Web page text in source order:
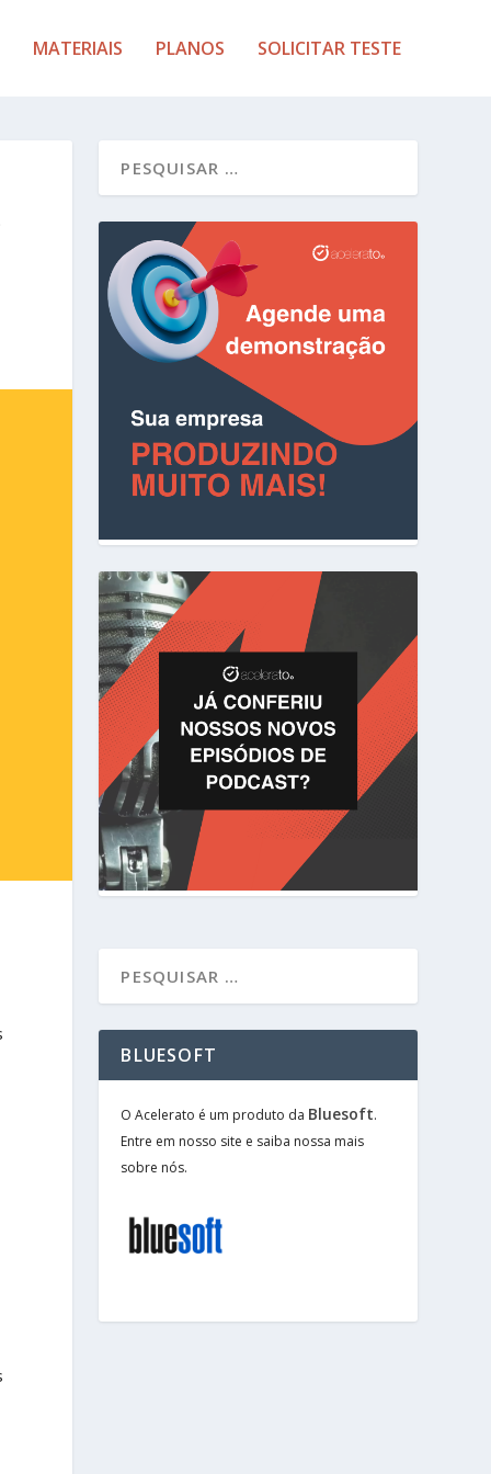
MATERIAIS PLANOS SOLICITAR TESTE
BLUESOFT
O Acelerato é um produto da Bluesoft.
Entre em nosso site e saiba nossa mais
sobre nós.